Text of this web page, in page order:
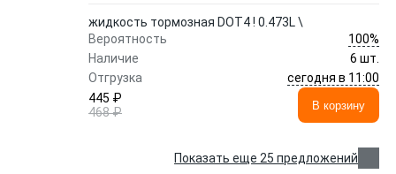
жидкость тормозная DOT4 ! 0.473L \
Вероятность
100%
Наличие
6 шт.
Отгрузка
сегодня в 11:00
445 ₽
468 ₽
В корзину
Показать еще 25 предложений